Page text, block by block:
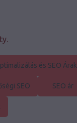
és SEO Árak
SEO SEO ár